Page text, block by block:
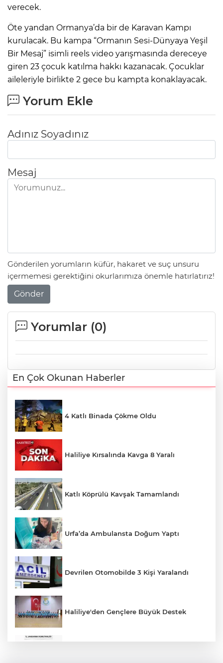
verecek.
Öte yandan Ormanya’da bir de Karavan Kampı
kurulacak. Bu kampa “Ormanın Sesi-Dünyaya Yeşil
Bir Mesaj” isimli reels video yarışmasında dereceye
giren 23 çocuk katılma hakkı kazanacak. Çocuklar
aileleriyle birlikte 2 gece bu kampta konaklayacak.
Yorum Ekle
Adınız Soyadınız
Mesaj
Gönderilen yorumların küfür, hakaret ve suç unsuru
içermemesi gerektiğini okurlarımıza önemle hatırlatırız!
Gönder
Yorumlar (0)
En Çok Okunan Haberler
4 Katlı Binada Çökme Oldu
Haliliye Kırsalında Kavga 8 Yaralı
Katlı Köprülü Kavşak Tamamlandı
Urfa’da Ambulansta Doğum Yaptı
Devrilen Otomobilde 3 Kişi Yaralandı
Haliliye'den Gençlere Büyük Destek